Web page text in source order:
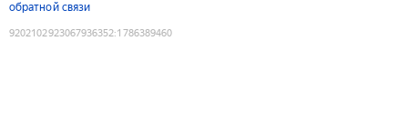
обратной связи
9202102923067936352:1786389460